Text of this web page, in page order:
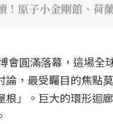
！原子小金剛館、荷
會圓滿落幕，這場
論，最受矚目的焦點
根」。巨大的環形迴